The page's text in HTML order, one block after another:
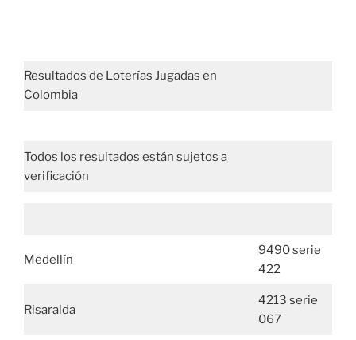
Resultados de Loterías Jugadas en
Colombia
Todos los resultados están sujetos a
verificación
Medellín
9490 serie
422
Risaralda
4213 serie
067